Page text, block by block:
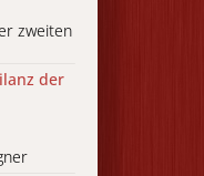
zweiten
der